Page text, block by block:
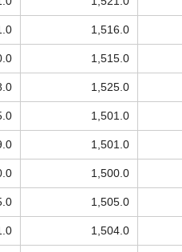
1,516.0
1,515.0
1,525.0
1,501.0
1,501.0
1,500.0
1,505.0
1,504.0